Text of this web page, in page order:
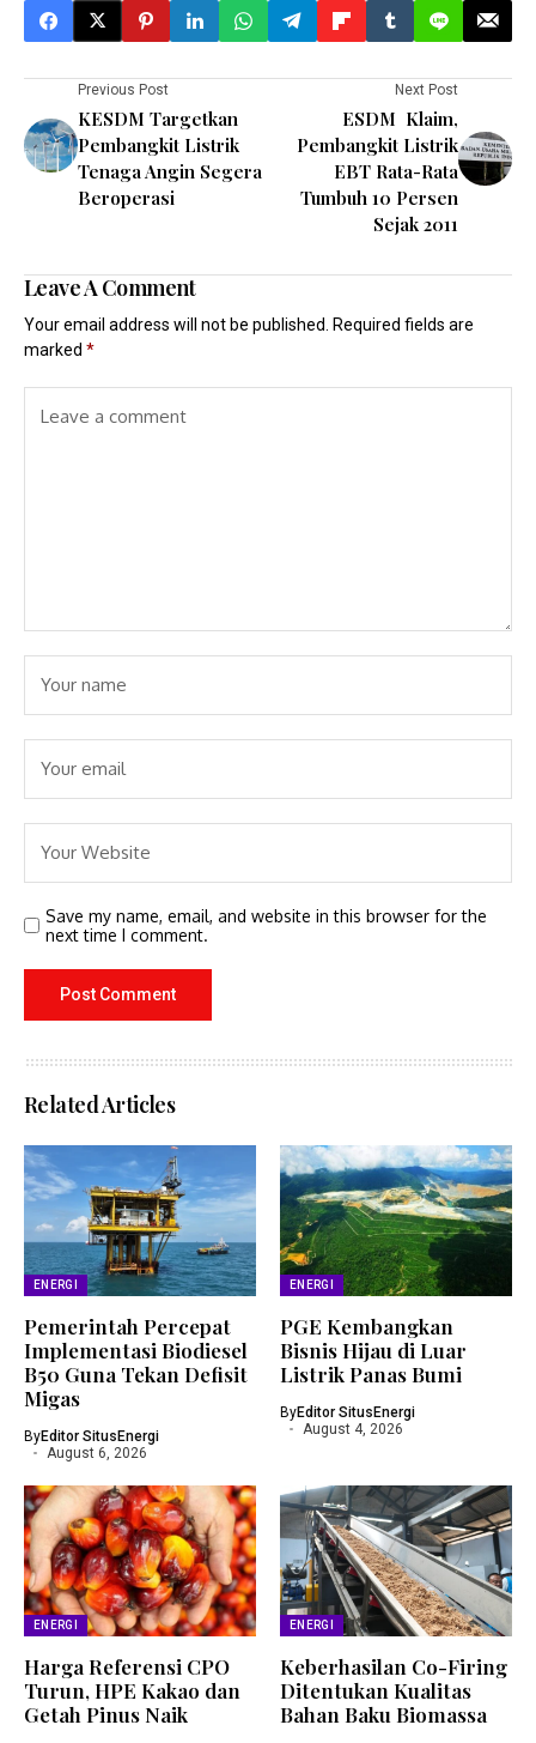
Previous Post
KESDM Targetkan
Pembangkit Listrik
Tenaga Angin Segera
Beroperasi
Next Post
ESDM Klaim,
Pembangkit Listrik
EBT Rata-Rata
Tumbuh 10 Persen
Sejak 2011
Leave A Comment
Your email address will not be published.
Required fields are
marked *
Save my name, email, and website in this browser for the
next time I comment.
Related Articles
ENERGI
Pemerintah Percepat
Implementasi Biodiesel
B50 Guna Tekan Defisit
Migas
ByEditor SitusEnergi
August 6, 2026
ENERGI
PGE Kembangkan
Bisnis Hijau di Luar
Listrik Panas Bumi
ByEditor SitusEnergi
August 4, 2026
ENERGI
Harga Referensi CPO
Turun, HPE Kakao dan
Getah Pinus Naik
ENERGI
Keberhasilan Co-Firing
Ditentukan Kualitas
Bahan Baku Biomassa